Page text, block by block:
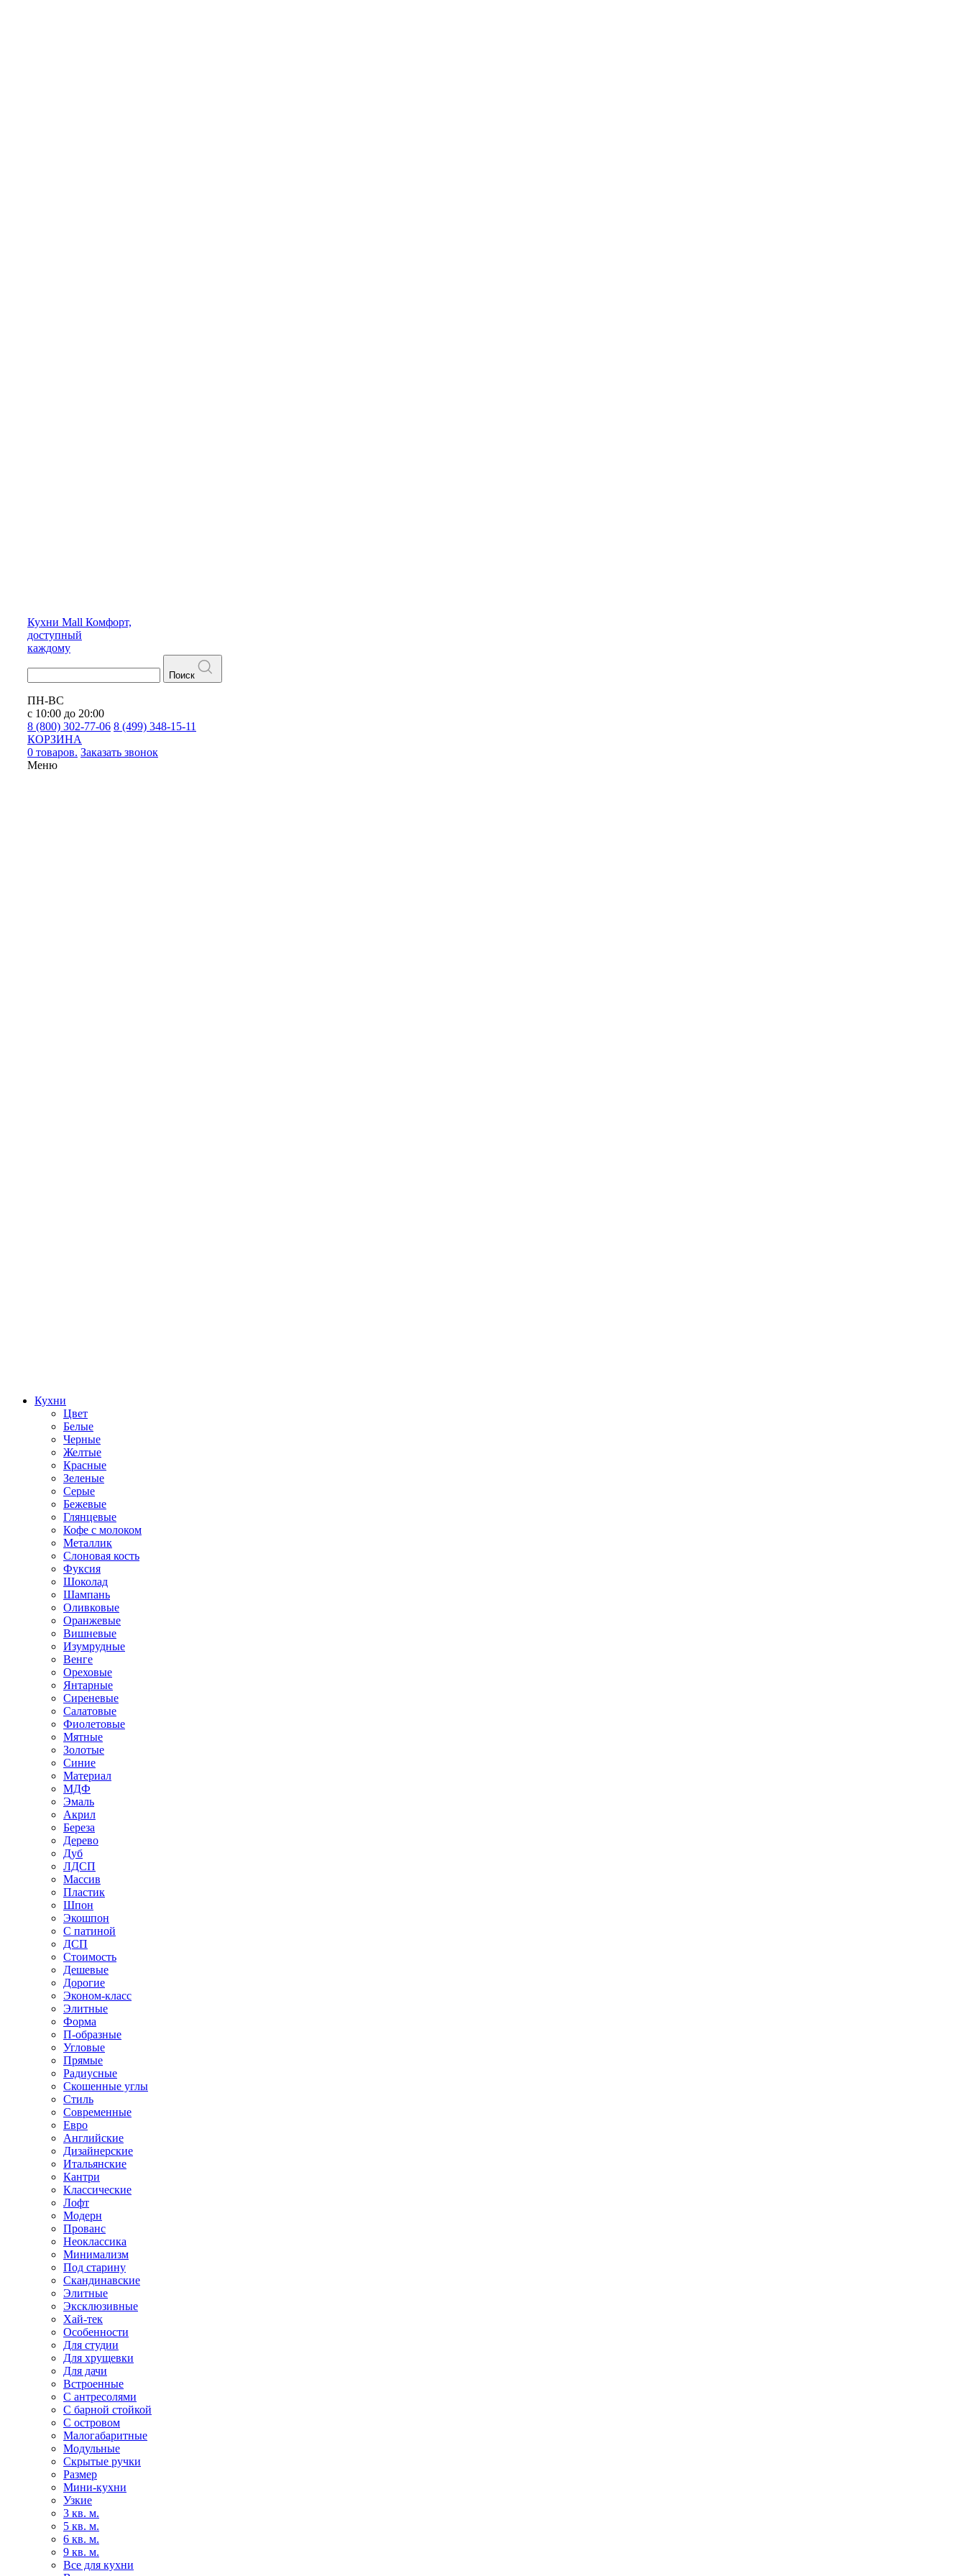
Кухни Mall Комфорт,
доступный
каждому
Поиск
ПН-ВС
с 10:00 до 20:00
8 (800) 302-77-06 8 (499) 348-15-11
КОРЗИНА
0 товаров. Заказать звонок
Меню
Кухни
Цвет
Белые
Черные
Желтые
Красные
Зеленые
Серые
Бежевые
Глянцевые
Кофе с молоком
Металлик
Слоновая кость
Фуксия
Шоколад
Шампань
Оливковые
Оранжевые
Вишневые
Изумрудные
Венге
Ореховые
Янтарные
Сиреневые
Салатовые
Фиолетовые
Мятные
Золотые
Синие
Материал
МДФ
Эмаль
Акрил
Береза
Дерево
Дуб
ЛДСП
Массив
Пластик
Шпон
Экошпон
С патиной
ДСП
Стоимость
Дешевые
Дорогие
Эконом-класс
Элитные
Форма
П-образные
Угловые
Прямые
Радиусные
Скошенные углы
Стиль
Современные
Евро
Английские
Дизайнерские
Итальянские
Кантри
Классические
Лофт
Модерн
Прованс
Неоклассика
Минимализм
Под старину
Скандинавские
Элитные
Эксклюзивные
Хай-тек
Особенности
Для студии
Для хрущевки
Для дачи
Встроенные
С антресолями
С барной стойкой
С островом
Малогабаритные
Модульные
Скрытые ручки
Размер
Мини-кухни
Узкие
3 кв. м.
5 кв. м.
6 кв. м.
9 кв. м.
Все для кухни